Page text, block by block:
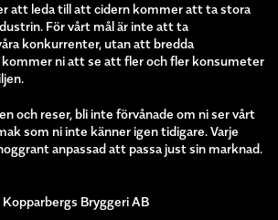
att leda till att cidern kommer att ta stora
För vårt mål är inte att ta
konkurrenter, utan att bredda
ni att se att fler och fler konsumeter
och reser, bli inte förvånade om ni ser vårt
som ni inte känner igen tidigare. Varje
anpassad att passa just sin marknad.
Bryggeri AB